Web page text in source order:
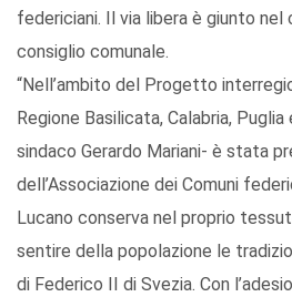
federiciani. Il via libera è giunto nel
consiglio comunale.
“Nell’ambito del Progetto
Regione Basilicata, Calabria,
sindaco Gerardo Mariani- è stata
dell’Associazione dei Comuni
Lucano conserva nel proprio
sentire della popolazione le
di Federico II di Svezia. Con